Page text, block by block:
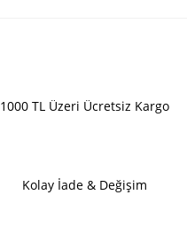
1000 TL Üzeri Ücretsiz Kargo
Kolay İade & Değişim